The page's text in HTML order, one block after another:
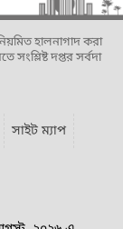
হালনাগাদ করা
সংশ্লিষ্ট দপ্তর সর্বদা
সাইট ম্যাপ